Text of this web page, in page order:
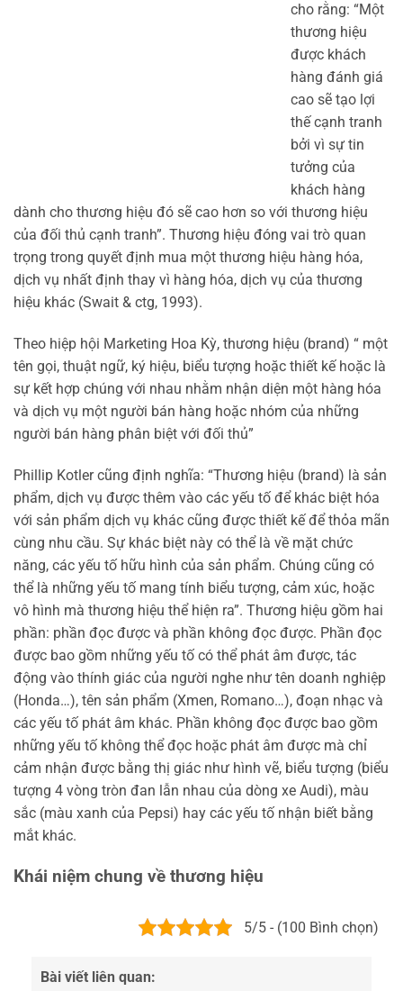
cho rằng: “Một
thương hiệu
được khách
hàng đánh giá
cao sẽ tạo lợi
thế cạnh tranh
bởi vì sự tin
tưởng của
khách hàng
dành cho thương hiệu đó sẽ cao hơn so với thương hiệu
của đối thủ cạnh tranh”. Thương hiệu đóng vai trò quan
trọng trong quyết định mua một thương hiệu hàng hóa,
dịch vụ nhất định thay vì hàng hóa, dịch vụ của thương
hiệu khác (Swait & ctg, 1993).
Theo hiệp hội Marketing Hoa Kỳ, thương hiệu (brand) “ một
tên gọi, thuật ngữ, ký hiệu, biểu tượng hoặc thiết kế hoặc là
sự kết hợp chúng với nhau nhằm nhận diện một hàng hóa
và dịch vụ một người bán hàng hoặc nhóm của những
người bán hàng phân biệt với đối thủ”
Phillip Kotler cũng định nghĩa: “Thương hiệu (brand) là sản
phẩm, dịch vụ được thêm vào các yếu tố để khác biệt hóa
với sản phẩm dịch vụ khác cũng được thiết kế để thỏa mãn
cùng nhu cầu. Sự khác biệt này có thể là về mặt chức
năng, các yếu tố hữu hình của sản phẩm. Chúng cũng có
thể là những yếu tố mang tính biểu tượng, cảm xúc, hoặc
vô hình mà thương hiệu thể hiện ra”. Thương hiệu gồm hai
phần: phần đọc được và phần không đọc được. Phần đọc
được bao gồm những yếu tố có thể phát âm được, tác
động vào thính giác của người nghe như tên doanh nghiệp
(Honda…), tên sản phẩm (Xmen, Romano…), đoạn nhạc và
các yếu tố phát âm khác. Phần không đọc được bao gồm
những yếu tố không thể đọc hoặc phát âm được mà chỉ
cảm nhận được bằng thị giác như hình vẽ, biểu tượng (biểu
tượng 4 vòng tròn đan lẫn nhau của dòng xe Audi), màu
sắc (màu xanh của Pepsi) hay các yếu tố nhận biết bằng
mắt khác.
Khái niệm chung về thương hiệu
5/5 - (100 Bình chọn)
Bài viết liên quan: